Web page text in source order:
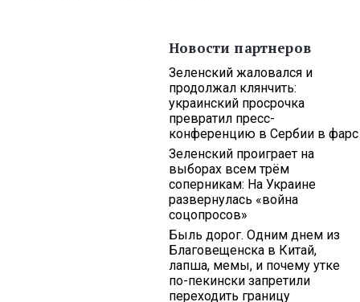
Новости партнеров
Зеленский жаловался и
продолжал клянчить:
украинский просрочка
превратил пресс-
конференцию в Сербии в фарс
Зеленский проиграет на
выборах всем трём
соперникам: На Украине
развернулась «война
соцопросов»
Быль дорог. Одним днем из
Благовещенска в Китай,
лапша, мемы, и почему утке
по-пекински запретили
переходить границу